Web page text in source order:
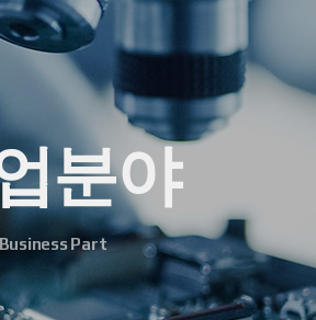
분야
Business Part